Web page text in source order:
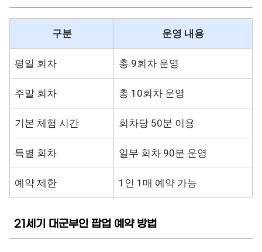
구분 운영 내용
평일 회차 총 9회차 운영
주말 회차 총 10회차 운영
기본 체험 시간 회차당 50분 이용
특별 회차 일부 회차 90분 운영
예약 제한 1인 1매 예약 가능
21세기 대군부인 팝업 예약 방법